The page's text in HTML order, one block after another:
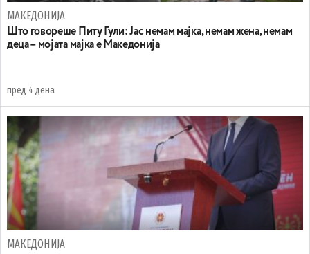
МАКЕДОНИЈА
Што говореше Питу Гули: Јас немам мајка, немам жена, немам
деца – мојата мајка е Македонија
пред 4 дена
МАКЕДОНИЈА